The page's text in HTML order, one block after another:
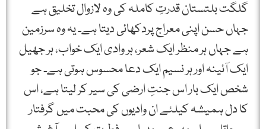
گلگت بلتستان قدرتِ کاملہ کی وہ لازوال تخلیق ہے
جہاں حسن اپنی معراج پردکھائی دیتا ہے۔ یہ وہ سرزمین
ہے جہاں ہر منظر ایک شعر، ہر وادی ایک خواب، ہر جھیل
ایک آئینہ اور ہر نسیم ایک دعا محسوس ہوتی ہے۔ جو
شخص ایک بار اس جنتِ ارضی کی سیر کر لیتا ہے، اس
کا دل ہمیشہ کیلئے ان وادیوں کی محبت میں گرفتار